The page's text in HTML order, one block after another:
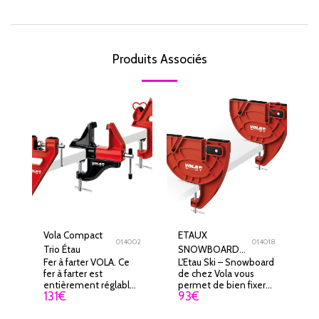
Produits Associés
Vola Compact
Trio Étau
014002
Fer à farter VOLA. Ce
fer à farter est
entièrement réglable
et très ergonomique.
131€
ETAUX
SNOWBOARD
VOLA
014018
L'Etau Ski – Snowboard
de chez Vola vous
permet de bien fixer
vos skis ou votre
93€